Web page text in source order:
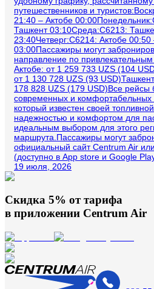
путешественников и
21:40 – Актобе
Ташкент 03:10Среда:C6213:
23:40Четверг:C6214: Актобе
03:00Пассажиры могут
направление по
Актобе: от 1 259 733 UZS (104
от 1 130 728 UZS (93
178 828 UZS (179 USD)Все рейсы
современных и комфортабельных
который известен своей
надежностью и комфортом для
идеальным выбором для этого
маршрута.Пассажиры могут
официальный сайт Centrum Air
(доступно в App store и Google
19 июля, 2026
Скидка 5% от тарифа
в приложении Centrum Air